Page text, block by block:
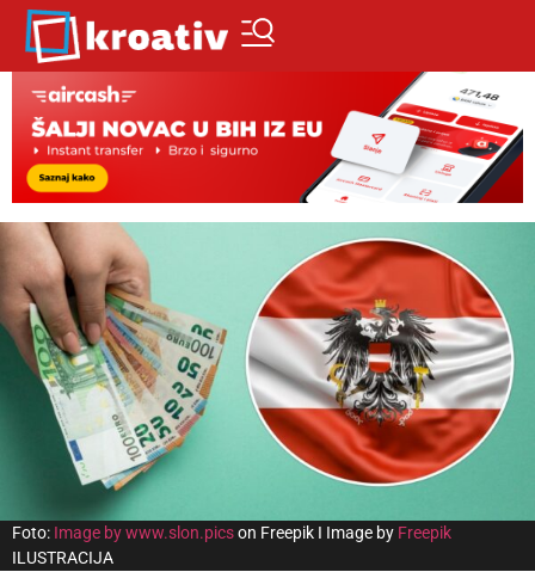
Foto: Image by www.slon.picson Freepik I Image by Freepik
ILUSTRACIJA